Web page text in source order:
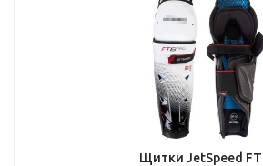
Щитки JetSpeed